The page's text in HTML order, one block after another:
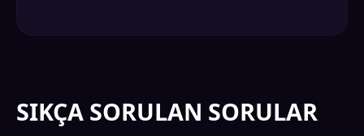
SIKÇA SORULAN SORULAR